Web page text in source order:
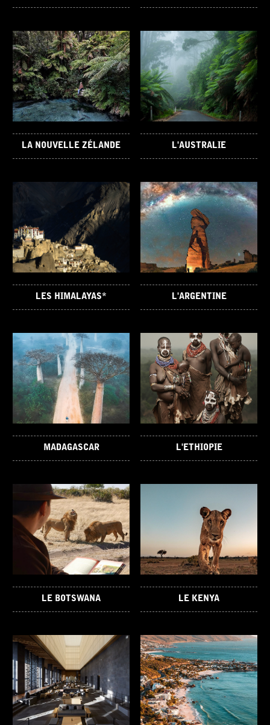
LA NOUVELLE ZÉLANDE L'AUSTRALIE
LES HIMALAYAS* L'ARGENTINE
MADAGASCAR L'ETHIOPIE
LE BOTSWANA LE KENYA